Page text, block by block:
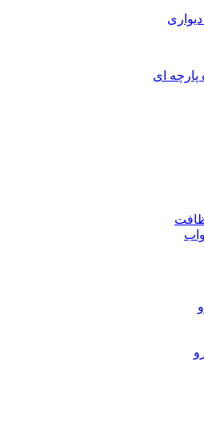
پارچه ای